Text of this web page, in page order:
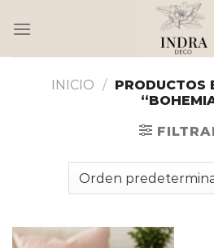
INICIO / PRODUCTOS